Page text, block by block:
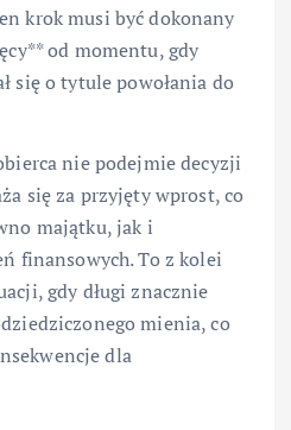
krok musi być dokonany
od momentu, gdy
się o tytule powołania do
nie podejmie decyzji
się za przyjęty wprost, co
majątku, jak i
finansowych. To z kolei
gdy długi znacznie
mienia, co
dla